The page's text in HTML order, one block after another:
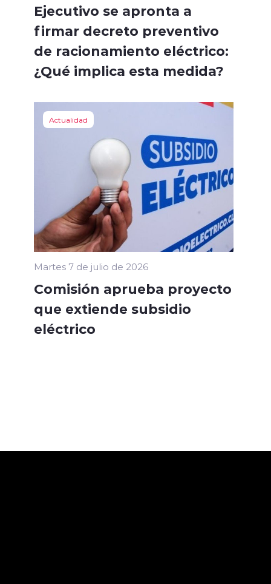
Ejecutivo se apronta a
firmar decreto preventivo
de racionamiento eléctrico:
¿Qué implica esta medida?
Actualidad
Martes 7 de julio de 2026
Comisión aprueba proyecto
que extiende subsidio
eléctrico